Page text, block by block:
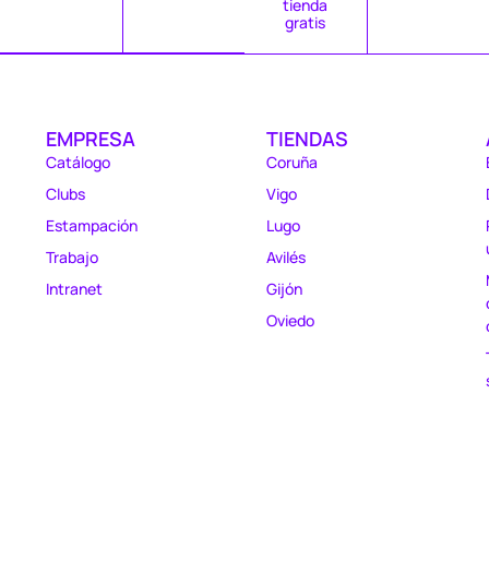
tienda
gratis
EMPRESA
Catálogo
Clubs
Estampación
Trabajo
Intranet
TIENDAS
Coruña
Vigo
Lugo
Avilés
Gijón
Oviedo